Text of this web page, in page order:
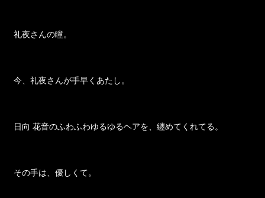
礼夜さんの瞳。
今、礼夜さんが手早くあたし。
日向 花音のふわふわゆるゆるヘアを、纏めてくれてる。
その手は、優しくて。